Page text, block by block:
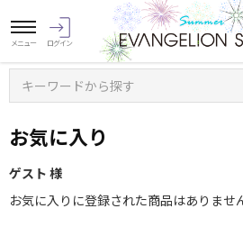
キーワードから探す
お気に入り
ゲスト 様
お気に入りに登録された商品はありませ